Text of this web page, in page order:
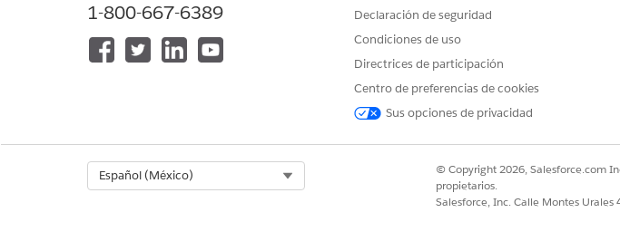
1-800-667-6389
Declaración de seguridad
Condiciones de uso
Directrices de participación
Centro de preferencias de cookies
Sus opciones de privacidad
Español (México)
© Copyright 2026, Salesforce.com
propietarios.
Salesforce, Inc. Calle Montes